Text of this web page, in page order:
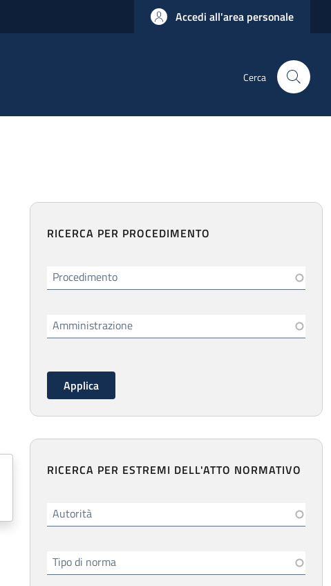
Accedi all'area personale
Cerca
RICERCA PER PROCEDIMENTO
Procedimento
Amministrazione
RICERCA PER ESTREMI DELL'ATTO NORMATIVO
Autorità
Tipo di norma